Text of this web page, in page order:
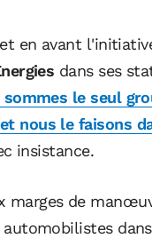
en avant
dans ses
le seul
nous le faisons
insistance.
marges de